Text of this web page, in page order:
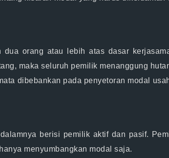
orang atau lebih atas dasar
maka seluruh pemilik menanggung
dibebankan pada penyetoran modal
berisi pemilik aktif dan pasif.
menyumbangkan modal saja.